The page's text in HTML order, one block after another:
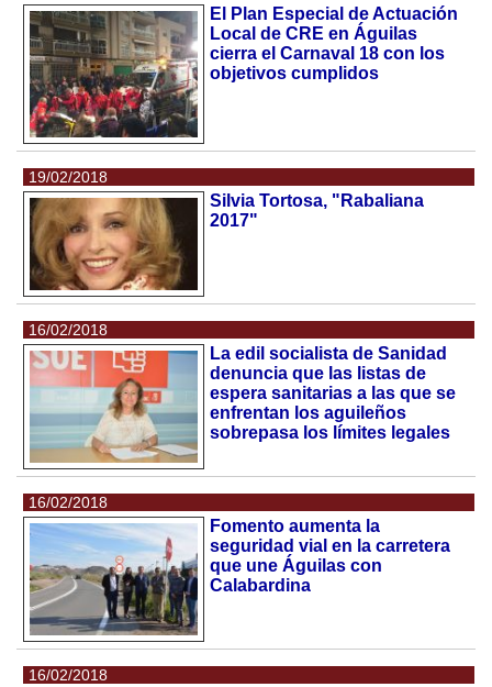
El Plan Especial de Actuación
Local de CRE en Águilas
cierra el Carnaval 18 con los
objetivos cumplidos
19/02/2018
Silvia Tortosa, "Rabaliana
2017"
16/02/2018
La edil socialista de Sanidad
denuncia que las listas de
espera sanitarias a las que se
enfrentan los aguileños
sobrepasa los límites legales
16/02/2018
Fomento aumenta la
seguridad vial en la carretera
que une Águilas con
Calabardina
16/02/2018